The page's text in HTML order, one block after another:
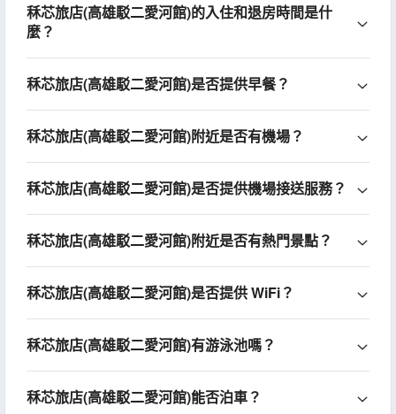
秝芯旅店(高雄駁二愛河館)的入住和退房時間是什
麼？
秝芯旅店(高雄駁二愛河館)是否提供早餐？
秝芯旅店(高雄駁二愛河館)附近是否有機場？
秝芯旅店(高雄駁二愛河館)是否提供機場接送服務？
秝芯旅店(高雄駁二愛河館)附近是否有熱門景點？
秝芯旅店(高雄駁二愛河館)是否提供 WiFi？
秝芯旅店(高雄駁二愛河館)有游泳池嗎？
秝芯旅店(高雄駁二愛河館)能否泊車？